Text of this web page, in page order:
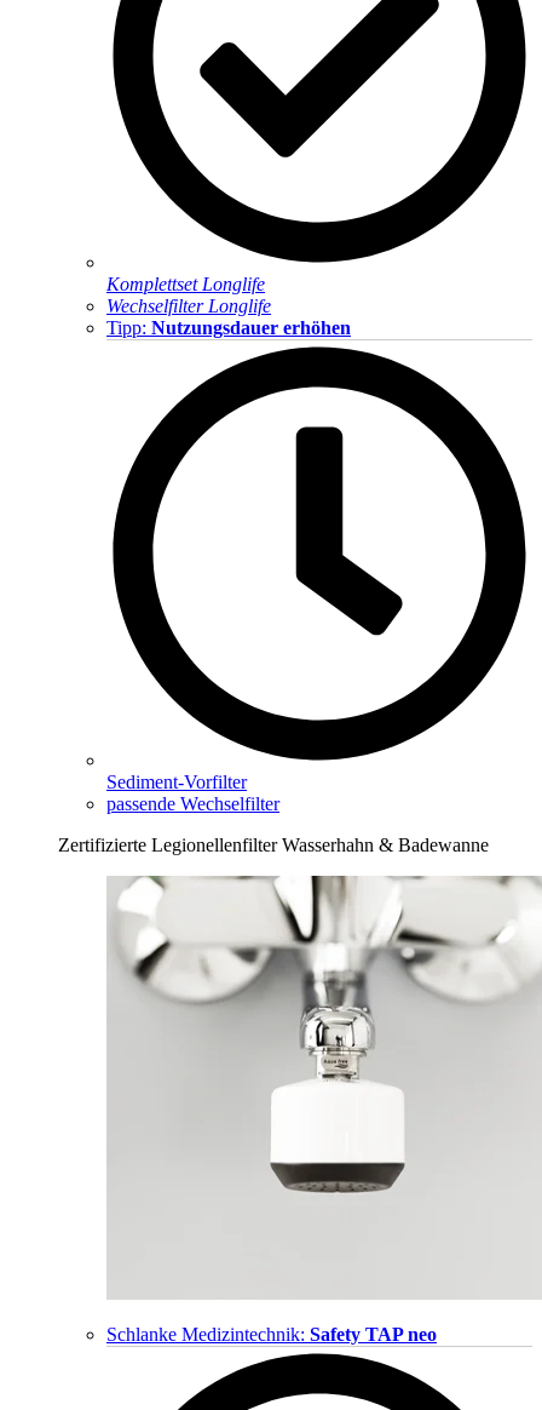
Komplettset Longlife
Wechselfilter Longlife
Tipp: Nutzungsdauer erhöhen
Sediment-Vorfilter
passende Wechselfilter
Zertifizierte Legionellenfilter Wasserhahn & Badewanne
Schlanke Medizintechnik: Safety TAP neo